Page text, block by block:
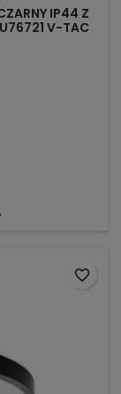
IP44 Z
V-TAC
favorite_border